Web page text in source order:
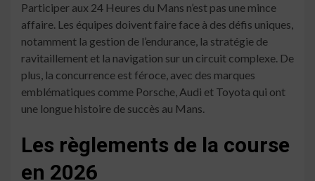
Participer aux 24 Heures du Mans n’est pas une mince
affaire. Les équipes doivent faire face à des défis uniques,
notamment la gestion de l’endurance, la stratégie de
ravitaillement et la navigation sur un circuit complexe. De
plus, la concurrence est féroce, avec des marques
emblématiques comme Porsche, Audi et Toyota qui ont
une longue histoire de succès au Mans.
Les règlements de la course
en 2026